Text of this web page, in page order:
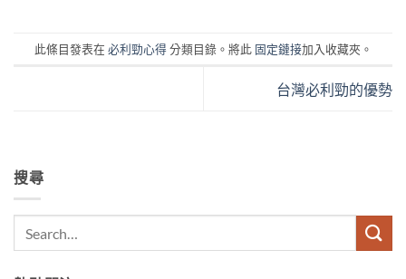
此條目發表在 必利勁心得分類目錄。將此 固定鏈接加入收藏夾。
台灣必利勁的優勢
搜尋